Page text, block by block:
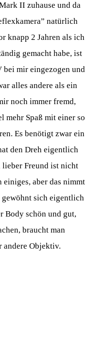
II zuhause und da
natürlich
knapp 2 Jahren als ich
gemacht habe, ist
bei mir eingezogen und
alles andere als ein
noch immer fremd,
mehr Spaß mit einer so
Es benötigt zwar ein
den Dreh eigentlich
lieber Freund ist nicht
aber das nimmt
sich eigentlich
Body schön und gut,
braucht man
andere Objektiv.